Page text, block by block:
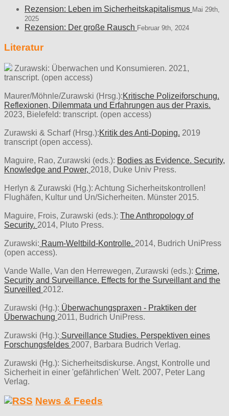
Rezension: Leben im Sicherheitskapitalismus Mai 29th,
2025
Rezension: Der große Rausch Februar 9th, 2024
Literatur
Zurawski: Überwachen und Konsumieren. 2021,
transcript. (open access)
Maurer/Möhnle/Zurawski (Hrsg.):Kritische Polizeiforschung.
Reflexionen, Dilemmata und Erfahrungen aus der Praxis.
2023, Bielefeld: transcript. (open access)
Zurawski & Scharf (Hrsg.):Kritik des Anti-Doping. 2019
transcript (open access).
Maguire, Rao, Zurawski (eds.): Bodies as Evidence. Security,
Knowledge and Power, 2018, Duke Univ Press.
Herlyn & Zurawski (Hg.): Achtung Sicherheitskontrollen!
Flughäfen, Kultur und Un/Sicherheiten. Münster 2015.
Maguire, Frois, Zurawski (eds.): The Anthropology of
Security. 2014, Pluto Press.
Zurawski: Raum-Weltbild-Kontrolle. 2014, Budrich UniPress
(open access).
Vande Walle, Van den Herrewegen, Zurawski (eds.): Crime,
Security and Surveillance. Effects for the Surveillant and the
Surveilled 2012.
Zurawski (Hg.): Überwachungspraxen - Praktiken der
Überwachung 2011, Budrich UniPress.
Zurawski (Hg.): Surveillance Studies. Perspektiven eines
Forschungsfeldes 2007, Barbara Budrich Verlag.
Zurawski (Hg.): Sicherheitsdiskurse. Angst, Kontrolle und
Sicherheit in einer 'gefährlichen' Welt. 2007, Peter Lang
Verlag.
News & Feeds